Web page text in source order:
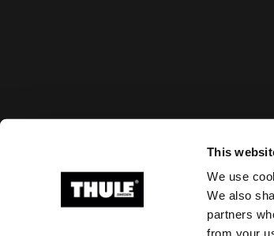
This
We use
We also
partners
from your
Ⓒ 2026 Thule Group Alle rettigheter forbeholdt